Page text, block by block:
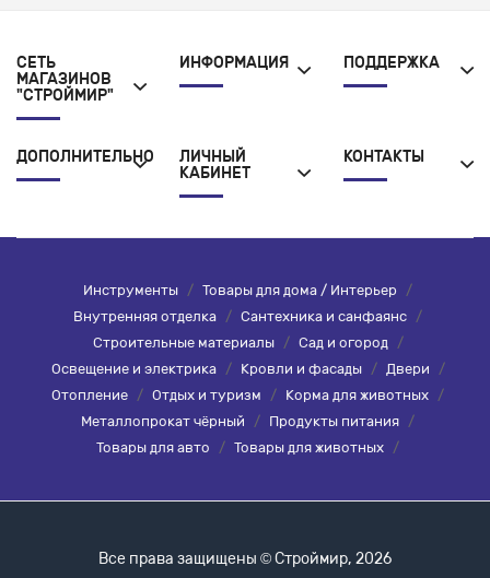
СЕТЬ
МАГАЗИНОВ
"СТРОЙМИР"
ИНФОРМАЦИЯ ПОДДЕРЖКА
ДОПОЛНИТЕЛЬНО
ЛИЧНЫЙ
КАБИНЕТ
КОНТАКТЫ
Инструменты / Товары для дома / Интерьер /
Внутренняя отделка / Сантехника и санфаянс /
Строительные материалы
/ Сад и огород
/
Освещение и электрика
/ Кровли и фасады / Двери
/
Отопление / Отдых и туризм / Корма для животных /
Металлопрокат чёрный
/ Продукты питания /
Товары для авто
/ Товары для животных /
Все права защищены © Строймир, 2026